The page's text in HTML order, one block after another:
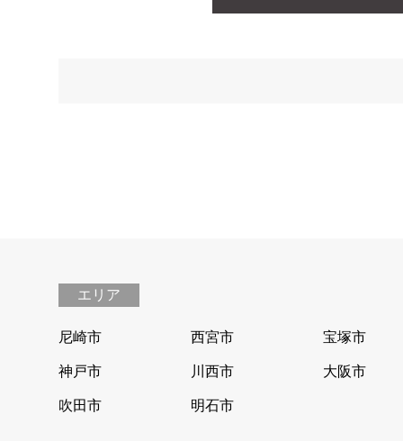
エリア
尼崎市 西宮市 宝塚市
神戸市 川西市 大阪市
吹田市 明石市